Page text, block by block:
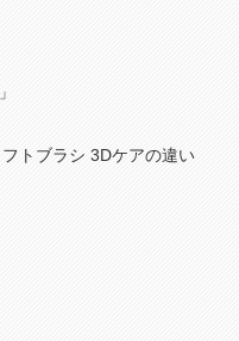
トブラシ 3Dケアの違い